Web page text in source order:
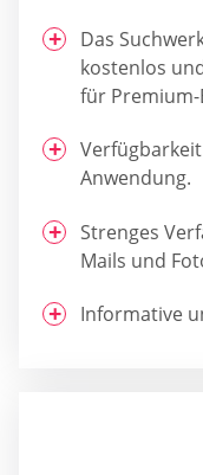
Das
kostenlos
für Premium-
Anwendung.
Strenges
Mails und
Informative